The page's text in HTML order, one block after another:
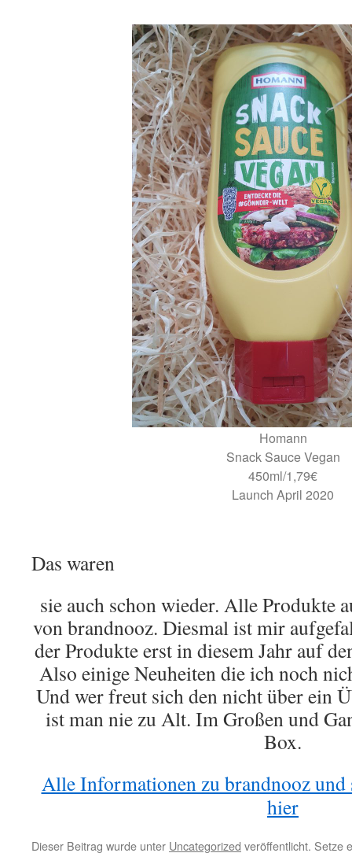
Homann
Snack Sauce Vegan
450ml/1,79€
Launch April 2020
Das waren
sie auch schon wieder. Alle Produkte
von brandnooz. Diesmal ist mir
der Produkte erst in diesem Jahr auf
Also einige Neuheiten die ich noch
Und wer freut sich den nicht über ein
ist man nie zu Alt. Im Großen und
Box.
Alle Informationen zu brandnooz und
hier
Dieser Beitrag wurde unter Uncategorized veröffentlicht. Setze